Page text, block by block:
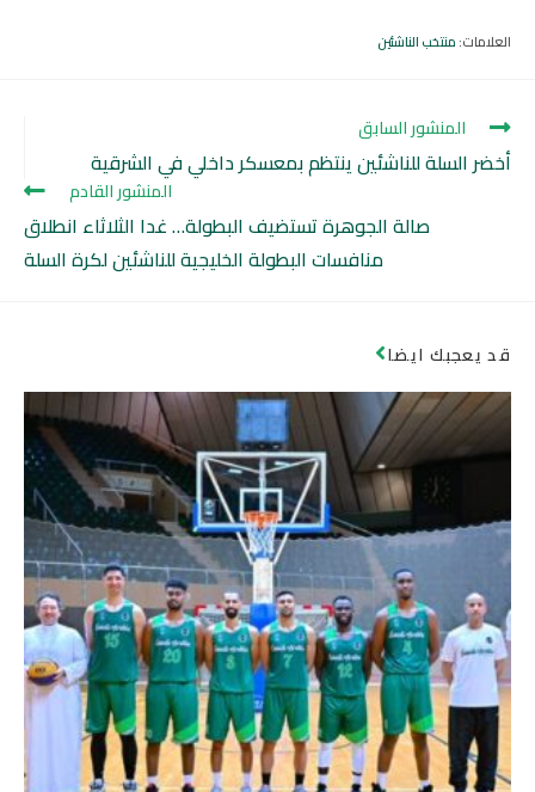
العلامات: منتخب الناشئين
المنشور السابق
أخضر السلة للناشئين ينتظم بمعسكر داخلي في الشرقية
المنشور القادم
صالة الجوهرة تستضيف البطولة… غدا الثلاثاء انطلاق
منافسات البطولة الخليجية للناشئين لكرة السلة
قد يعجبك ايضا